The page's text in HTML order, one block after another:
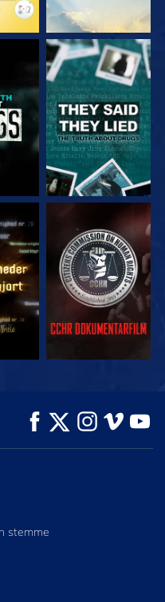
SE
SE
UDFORSK SERIEN
stemme